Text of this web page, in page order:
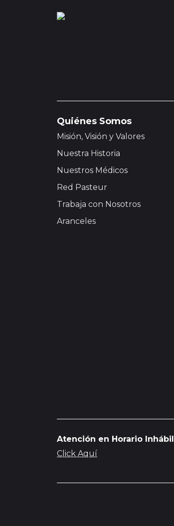
Quiénes Somos
Misión, Visión y Valores
Nuestra Historia
Nuestros Médicos
Red Pasteur
Trabaja con Nosotros
Aranceles
Atención en Horario Inhábil
Click Aquí